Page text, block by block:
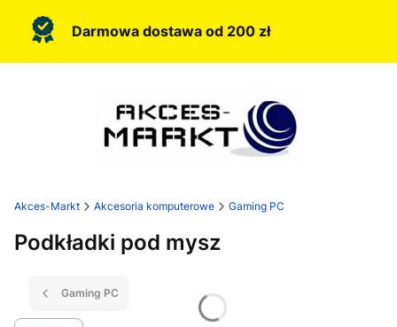
Darmowa dostawa od 200 zł
Akces-Markt Akcesoria komputerowe Gaming PC
Podkładki pod mysz
Gaming PC